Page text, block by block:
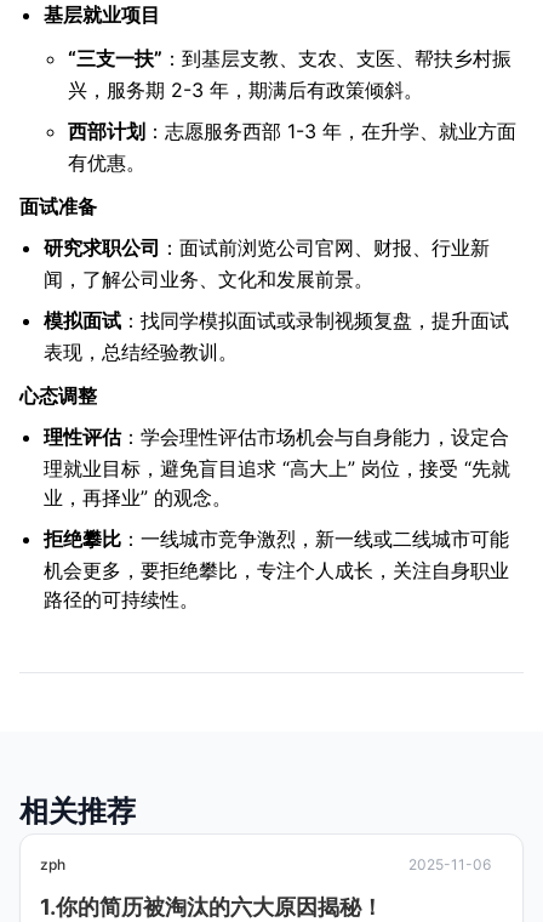
基层就业项目
“三支一扶” ：到基层支教、支农、支医、帮扶乡村振
兴，服务期 2-3 年，期满后有政策倾斜。
西部计划 ：志愿服务西部 1-3 年，在升学、就业方面
有优惠。
面试准备
研究求职公司 ：面试前浏览公司官网、财报、行业新
闻，了解公司业务、文化和发展前景。
模拟面试 ：找同学模拟面试或录制视频复盘，提升面试
表现，总结经验教训。
心态调整
理性评估：学会理性评估市场机会与自身能力，设定合
理就业目标，避免盲目追求 “高大上” 岗位，接受 “先就
业，再择业” 的观念。
拒绝攀比 ：一线城市竞争激烈，新一线或二线城市可能
机会更多，要拒绝攀比，专注个人成长，关注自身职业
路径的可持续性。
相关推荐
zph 2025-11-06
1.你的简历被淘汰的六大原因揭秘！